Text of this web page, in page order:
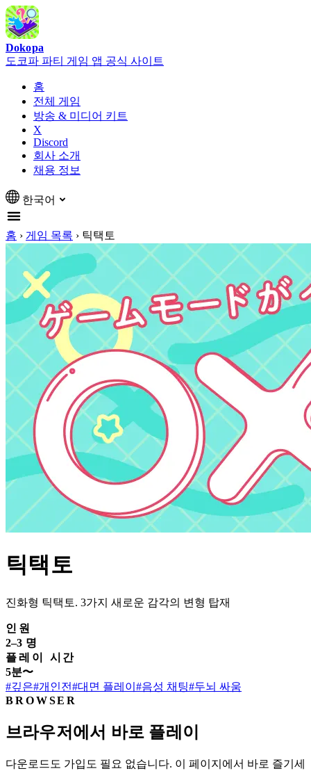
Dokopa
도코파 파티 게임 앱 공식 사이트
홈
전체 게임
방송 & 미디어 키트
X
Discord
회사 소개
채용 정보
한국어
홈 › 게임 목록 › 틱택토
틱택토
진화형 틱택토. 3가지 새로운 감각의 변형 탑재
인원
2–3 명
플레이 시간
5분〜
#깊은#개인전#대면 플레이 #음성 채팅#두뇌 싸움
BROWSER
브라우저에서 바로 플레이
다운로드도 가입도 필요 없습니다. 이 페이지에서 바로 즐기세